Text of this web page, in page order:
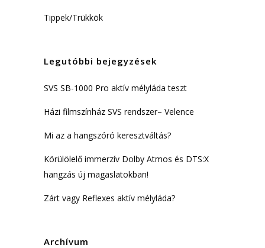
Tippek/Trükkök
Legutóbbi bejegyzések
SVS SB-1000 Pro aktív mélyláda teszt
Házi filmszínház SVS rendszer– Velence
Mi az a hangszóró keresztváltás?
Körülölelő immerzív Dolby Atmos és DTS:X
hangzás új magaslatokban!
Zárt vagy Reflexes aktív mélyláda?
Archívum